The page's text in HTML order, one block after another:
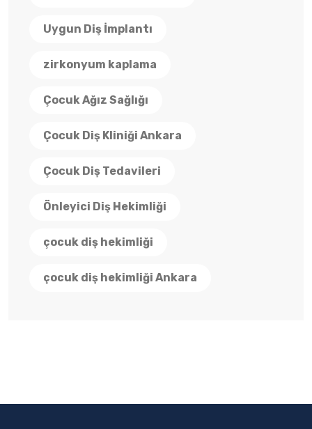
Uygun Diş İmplantı
zirkonyum kaplama
Çocuk Ağız Sağlığı
Çocuk Diş Kliniği Ankara
Çocuk Diş Tedavileri
Önleyici Diş Hekimliği
çocuk diş hekimliği
çocuk diş hekimliği Ankara